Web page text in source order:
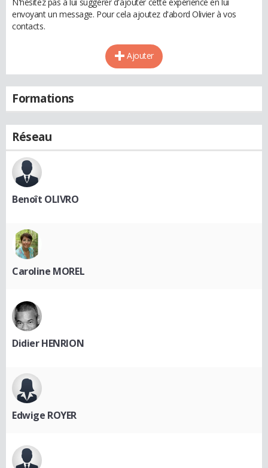
N'hésitez pas à lui suggérer d'ajouter cette expérience en lui
envoyant un message. Pour cela ajoutez d'abord Olivier à vos
contacts.
Ajouter
Formations
Réseau
Benoît OLIVRO
Caroline MOREL
Didier HENRION
Edwige ROYER